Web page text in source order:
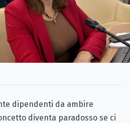
dipendenti da ambire
diventa paradosso se ci